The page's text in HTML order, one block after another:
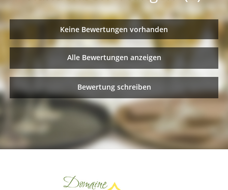
Keine Bewertungen vorhanden
Alle Bewertungen anzeigen
Bewertung schreiben